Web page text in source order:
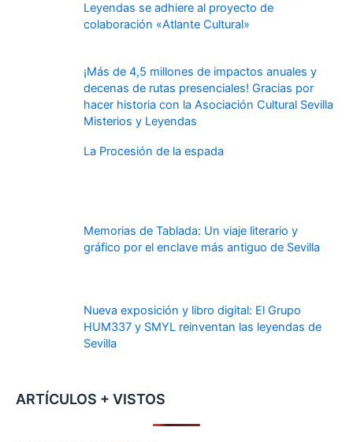
Leyendas se adhiere al proyecto de
colaboración «Atlante Cultural»
¡Más de 4,5 millones de impactos anuales y
decenas de rutas presenciales! Gracias por
hacer historia con la Asociación Cultural Sevilla
Misterios y Leyendas
La Procesión de la espada
Memorias de Tablada: Un viaje literario y
gráfico por el enclave más antiguo de Sevilla
Nueva exposición y libro digital: El Grupo
HUM337 y SMYL reinventan las leyendas de
Sevilla
ARTÍCULOS + VISTOS